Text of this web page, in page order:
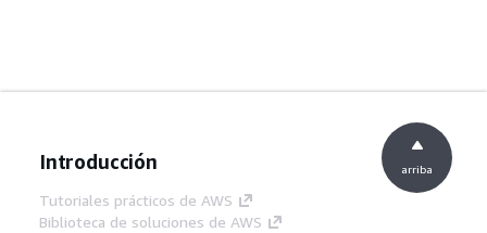
Introducción
Tutoriales prácticos de AWS
Biblioteca de soluciones de AWS
arriba